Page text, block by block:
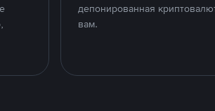
депонированная
вам.